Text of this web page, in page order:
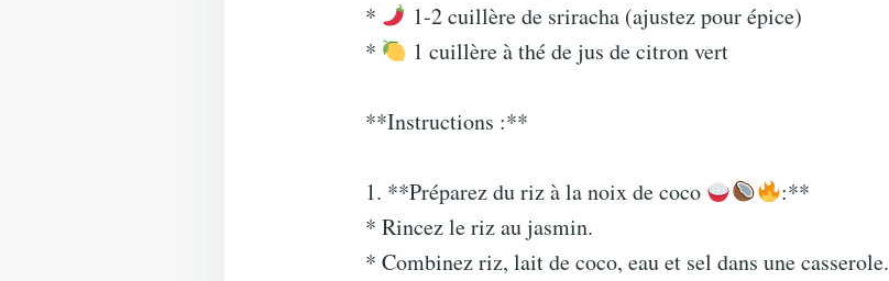
*
1-2 cuillère de sriracha (ajustez pour épice)
*
1 cuillère à thé de jus de citron vert
**Instructions :**
1. **Préparez du riz à la noix de coco
:**
* Rincez le riz au jasmin.
* Combinez riz, lait de coco, eau et sel dans une casserole.